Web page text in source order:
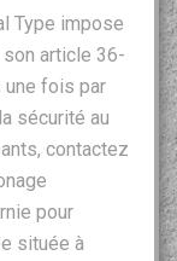
Type impose
article 36-
une fois par
sécurité au
contactez
pour
située à